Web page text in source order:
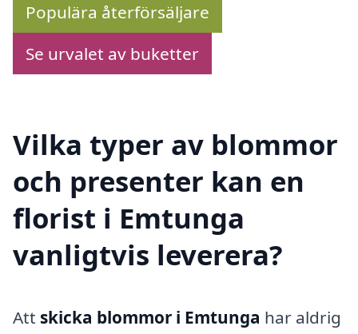
Populära återförsäljare
Se urvalet av buketter
Vilka typer av blommor
och presenter kan en
florist i Emtunga
vanligtvis leverera?
Att skicka blommor i Emtunga har aldrig